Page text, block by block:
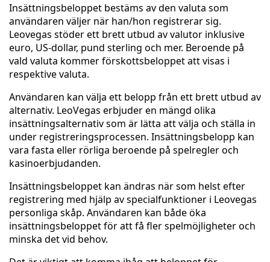
Insättningsbeloppet bestäms av den valuta som
användaren väljer när han/hon registrerar sig.
Leovegas stöder ett brett utbud av valutor inklusive
euro, US-dollar, pund sterling och mer. Beroende på
vald valuta kommer förskottsbeloppet att visas i
respektive valuta.
Användaren kan välja ett belopp från ett brett utbud av
alternativ. LeoVegas erbjuder en mängd olika
insättningsalternativ som är lätta att välja och ställa in
under registreringsprocessen. Insättningsbelopp kan
vara fasta eller rörliga beroende på spelregler och
kasinoerbjudanden.
Insättningsbeloppet kan ändras när som helst efter
registrering med hjälp av specialfunktioner i Leovegas
personliga skåp. Användaren kan både öka
insättningsbeloppet för att få fler spelmöjligheter och
minska det vid behov.